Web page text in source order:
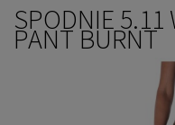
SPODNIE 5.11
PANT BURNT